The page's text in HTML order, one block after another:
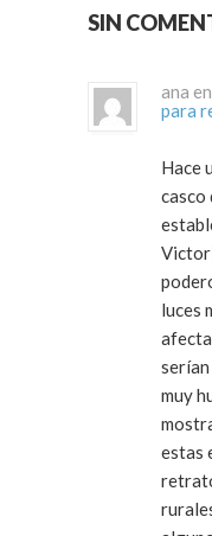
SIN
para
Hace
casco
luces
muy
estas